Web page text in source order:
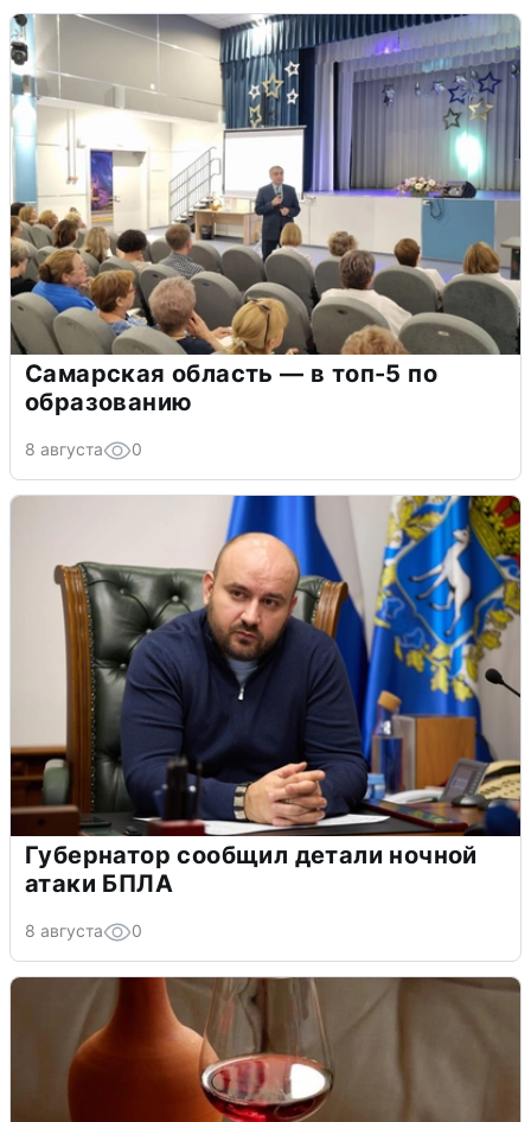
Самарская область — в топ-5 по
образованию
8 августа 0
Губернатор сообщил детали ночной
атаки БПЛА
8 августа 0